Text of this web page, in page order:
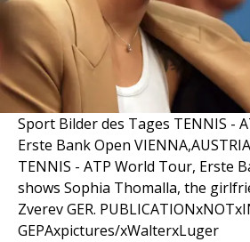
Sport Bilder des Tages TENNIS -
Erste Bank Open
TENNIS - ATP World Tour, Erste
shows Sophia Thomalla, the
Zverev GER.
GEPAxpictures/xWalterxLuger